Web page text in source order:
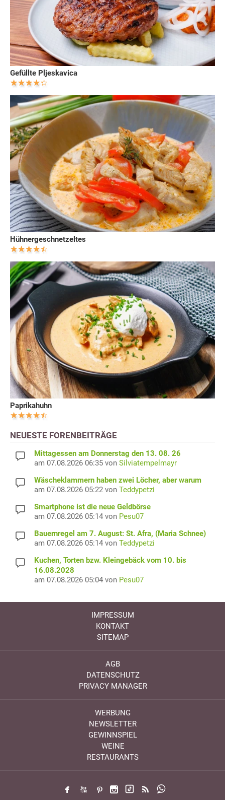
Gefüllte Pljeskavica
Hühnergeschnetzeltes
Paprikahuhn
NEUESTE FORENBEITRÄGE
Mittagessen am Donnerstag den 13. 08. 26
am 07.08.2026 06:35 von Silviatempelmayr
Wäscheklammern haben zwei Löcher, aber warum
am 07.08.2026 05:22 von Teddypetzi
Smartphone ist die neue Geldbörse
am 07.08.2026 05:14 von Pesu07
Bauernregel am 7. August: St. Afra, (Maria Schnee)
am 07.08.2026 05:14 von Teddypetzi
Kuchen, Torten bzw. Kleingebäck vom 10. bis
16.08.2028
am 07.08.2026 05:04 von Pesu07
IMPRESSUM
KONTAKT
SITEMAP
AGB
DATENSCHUTZ
PRIVACY MANAGER
WERBUNG
NEWSLETTER
GEWINNSPIEL
WEINE
RESTAURANTS